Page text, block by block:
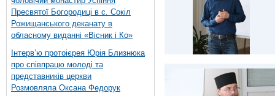
Пресвятої Богородиці в с. Сокіл
Рожищанського деканату в
обласному виданні «Вісник і Ко»
Інтерв’ю протоієрея Юрія Близнюка
про співпрацю молоді та
представників церкви
Розмовляла Оксана Федорук